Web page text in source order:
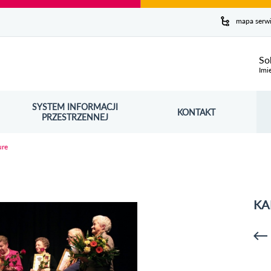
mapa
SYSTEM INFORMACJI
PRZESTRZENNEJ
OTWORZY SIĘ W NOWYM OKNIE KONTAKT